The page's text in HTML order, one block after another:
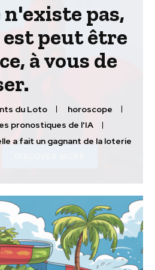
n'existe pas,
peut être
à vous de
du Loto
horoscope
pronostiques de l'IA
a fait un gagnant de la loterie